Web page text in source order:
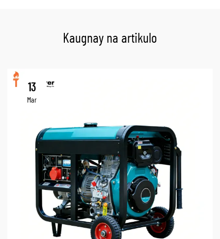
Kaugnay na artikulo
13
Mar